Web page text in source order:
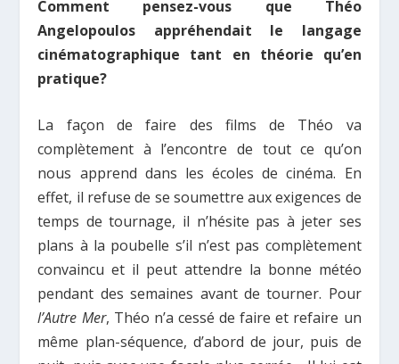
Comment pensez-vous que Théo
Angelopoulos appréhendait le langage
cinématographique tant en théorie qu’en
pratique?
La façon de faire des films de Théo va
complètement à l’encontre de tout ce qu’on
nous apprend dans les écoles de cinéma. En
effet, il refuse de se soumettre aux exigences de
temps de tournage, il n’hésite pas à jeter ses
plans à la poubelle s’il n’est pas complètement
convaincu et il peut attendre la bonne météo
pendant des semaines avant de tourner. Pour
l’Autre Mer, Théo n’a cessé de faire et refaire un
même plan-séquence, d’abord de jour, puis de